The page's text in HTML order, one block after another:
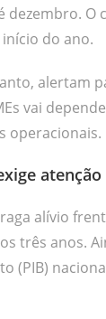
dezembro.
do ano.
alertam
vai
operacionais.
alívio
três anos.
(PIB)